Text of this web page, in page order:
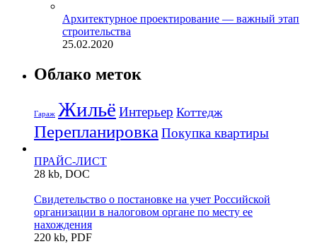
Архитектурное проектирование — важный этап
строительства
25.02.2020
Облако меток
Гараж Жильё Интерьер Коттедж
Перепланировка Покупка квартиры
ПРАЙС-ЛИСТ
28 kb, DOC
Свидетельство о постановке на учет Российской
организации в налоговом органе по месту ее
нахождения
220 kb, PDF